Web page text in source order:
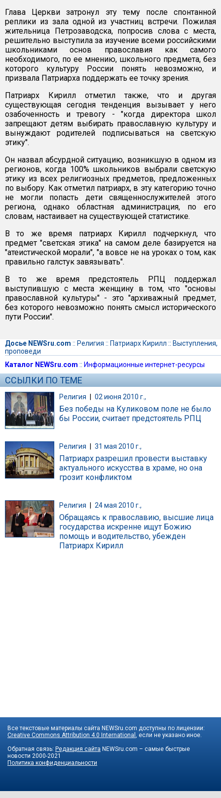
Глава Церкви затронул эту тему после спонтанной
реплики из зала одной из участниц встречи. Пожилая
жительница Петрозаводска, попросив слова с места,
решительно выступила за изучение всеми российскими
школьниками основ православия как самого
необходимого, по ее мнению, школьного предмета, без
которого культуру России понять невозможно, и
призвала Патриарха поддержать ее точку зрения.
Патриарх Кирилл отметил также, что и другая
существующая сегодня тенденция вызывает у него
озабоченность и тревогу - "когда директора школ
запрещают детям выбирать православную культуру и
вынуждают родителей подписываться на светскую
этику".
Он назвал абсурдной ситуацию, возникшую в одном из
регионов, когда 100% школьников выбрали светскую
этику из всех религиозных предметов, предложенных
по выбору. Как отметил патриарх, в эту категорию точно
не могли попасть дети священнослужителей этого
региона, однако областная администрация, по его
словам, настаивает на существующей статистике.
В то же время патриарх Кирилл подчеркнул, что
предмет "светская этика" на самом деле базируется на
"атеистической морали", "а вовсе не на уроках о том, как
правильно галстук завязывать".
В то же время предстоятель РПЦ поддержал
выступившую с места женщину в том, что "основы
православной культуры" - это "архиважный предмет,
без которого невозможно понять смысл исторического
пути России".
Досье NEWSru.com :: Религия :: Патриарх Кирилл :: Выступления,
проповеди
Каталог NEWSru.com :: Информационные интернет-ресурсы
ССЫЛКИ ПО ТЕМЕ
Религия | 02 июня 2010 г.,
Без победы на Куликовом поле не было
бы России, считает предстоятель РПЦ
Религия 31 мая 2010 г.,
Патриарх разрешил провести выставку
актуального искусства в храме, но она
грозит конфликтом
Религия 24 мая 2010 г.,
Обращаясь к православию, высшие лица
государства искренне ищут Божию
помощь и водительство, убежден
Патриарх Кирилл
Все текстовые материалы сайта NEWSru.com доступны по лицензии:
Creative Commons Attribution 4.0 International , если не указано иное.
Обратная связь: Редакция сайта NEWSru.com – самые быстрые
новости 2000-2021
Политика конфиденциальности